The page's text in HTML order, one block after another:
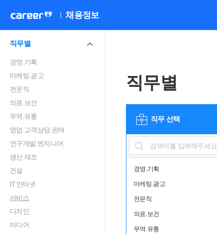
채용정보
직무별
경영.기획
마케팅.광고
전문직
의료.보건
무역.유통
영업.고객상담.판매
연구개발.엔지니어
생산.제조
건설
IT.인터넷
서비스
디자인
미디어
직무별
직무 선택
경영.기획
마케팅.광고
전문직
의료.보건
무역.유통